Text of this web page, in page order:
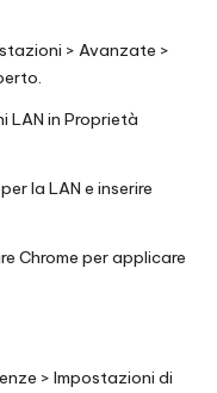
> Avanzate >
LAN in Proprietà
la LAN e inserire
Chrome per applicare
> Impostazioni di